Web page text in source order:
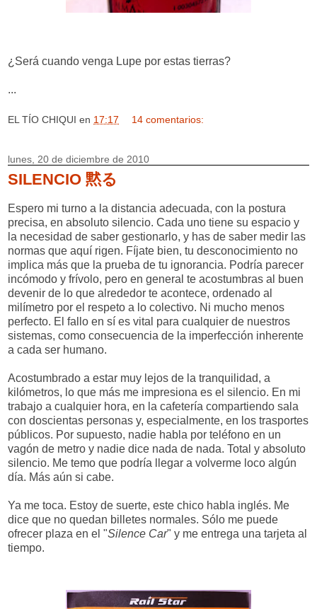
¿Será cuando venga Lupe por estas tierras?
...
EL TÍO CHIQUI en 17:17 14 comentarios:
lunes, 20 de diciembre de 2010
SILENCIO 黙る
Espero mi turno a la distancia adecuada, con la postura
precisa, en absoluto silencio. Cada uno tiene su espacio y
la necesidad de saber gestionarlo, y has de saber medir las
normas que aquí rigen. Fíjate bien, tu desconocimiento no
implica más que la prueba de tu ignorancia. Podría parecer
incómodo y frívolo, pero en general te acostumbras al buen
devenir de lo que alrededor te acontece, ordenado al
milímetro por el respeto a lo colectivo. Ni mucho menos
perfecto. El fallo en sí es vital para cualquier de nuestros
sistemas, como consecuencia de la imperfección inherente
a cada ser humano.
Acostumbrado a estar muy lejos de la tranquilidad, a
kilómetros, lo que más me impresiona es el silencio. En mi
trabajo a cualquier hora, en la cafetería compartiendo sala
con doscientas personas y, especialmente, en los trasportes
públicos. Por supuesto, nadie habla por teléfono en un
vagón de metro y nadie dice nada de nada. Total y absoluto
silencio. Me temo que podría llegar a volverme loco algún
día. Más aún si cabe.
Ya me toca. Estoy de suerte, este chico habla inglés. Me
dice que no quedan billetes normales. Sólo me puede
ofrecer plaza en el "Silence Car" y me entrega una tarjeta al
tiempo.